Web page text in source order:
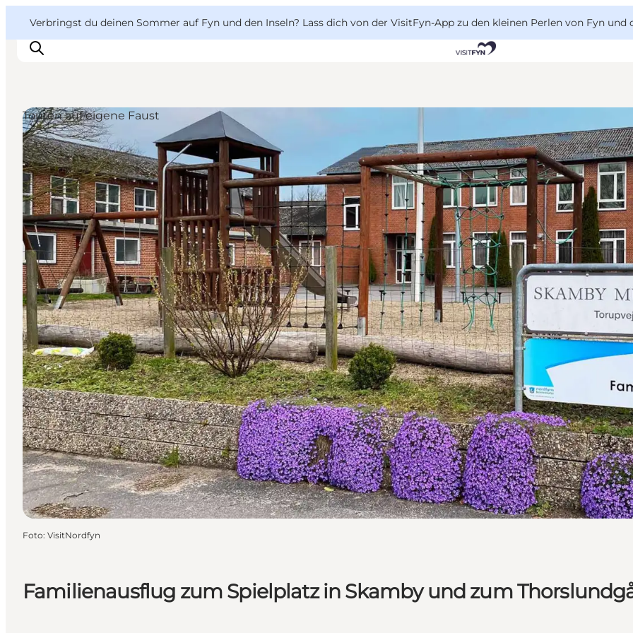
Verbringst du deinen Sommer auf Fyn und den Inseln? Lass dich von der VisitFyn-App zu den kleinen Perlen von Fyn und
Reise Ideen
Outdoor & bike
Essen & trinken
Übernachtung
VisitFyn
Deutsch
Familienausflug zum Spielplatz in Skamby und zum
Touren auf eigene Faust
Foto: VisitNordfyn